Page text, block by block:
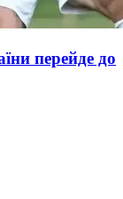
перейде до